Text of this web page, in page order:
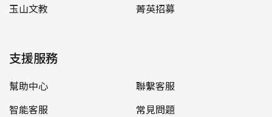
玉山文教
菁英招募
支援服務
幫助中心
聯繫客服
智能客服
常見問題